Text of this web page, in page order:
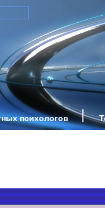
психологов